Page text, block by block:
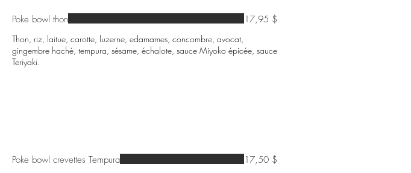
Poke bowl thon
Thon, riz, laitue, carotte, luzerne, edamames, concombre, avocat,
gingembre haché, tempura, sésame, échalote, sauce Miyoko épicée, sauce
Teriyaki.
17,95 $
Poke bowl crevettes Tempura 17,50 $